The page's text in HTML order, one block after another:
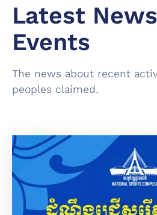
Latest
Events
The news about recent
peoples claimed.